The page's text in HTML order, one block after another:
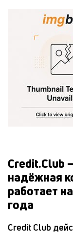
Credit.Club
надёжная
работает
года
Credit Club